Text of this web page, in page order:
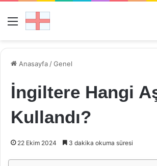
Menü
Anasayfa /Genel
İngiltere Hangi
Kullandı?
22 Ekim 2024 3 dakika okuma süresi